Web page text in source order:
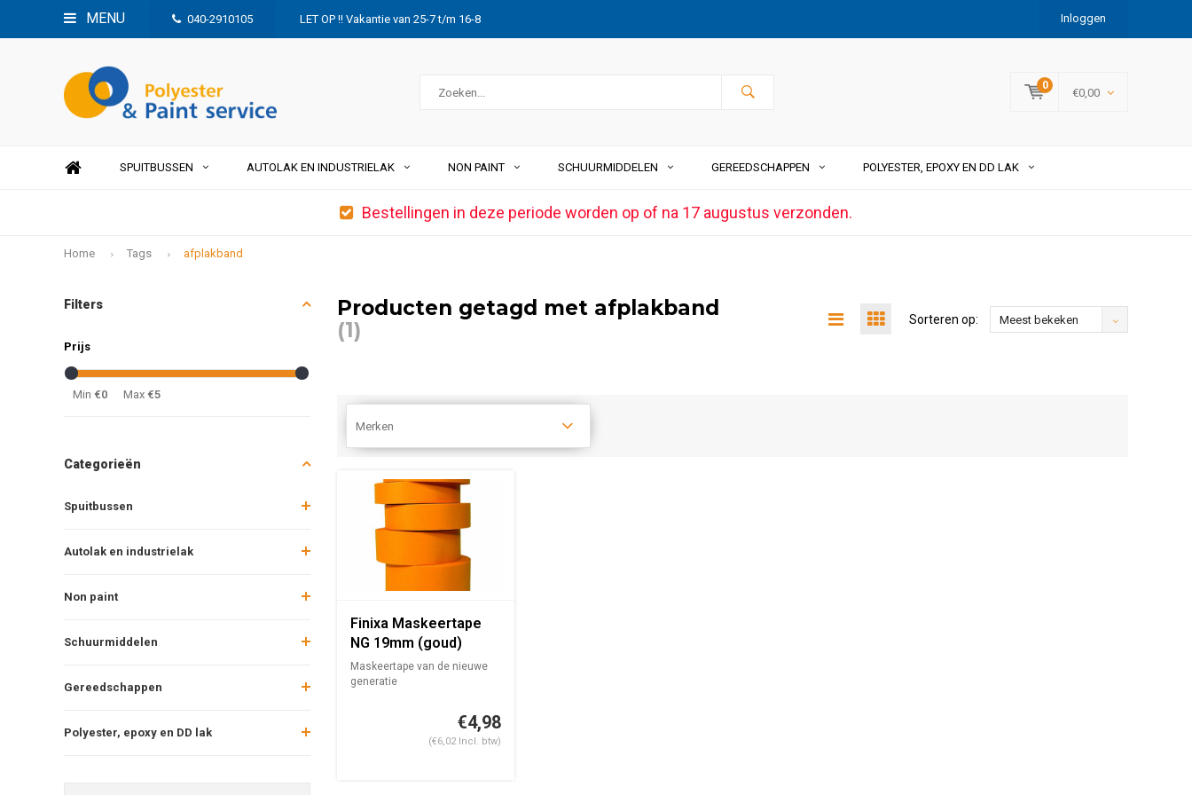
MENU 040-2910105 LET OP !! Vakantie van 25-7 t/m 16-8 Inloggen
0
€0,00
SPUITBUSSEN AUTOLAK EN INDUSTRIELAK NON PAINT SCHUURMIDDELEN GEREEDSCHAPPEN POLYESTER, EPOXY EN DD LAK
Bestellingen in deze periode worden op of na 17 augustus verzonden.
Home Tags afplakband
Filters
Prijs
Min €0 Max €5
Categorieën
Spuitbussen
Autolak en industrielak
Non paint
Schuurmiddelen
Gereedschappen
Polyester, epoxy en DD lak
Producten getagd met afplakband
(1)
Sorteren op: Meest bekeken
Merken
Finixa Maskeertape
NG 19mm (goud)
Maskeertape van de nieuwe
generatie
€4,98
(€6,02 Incl. btw)